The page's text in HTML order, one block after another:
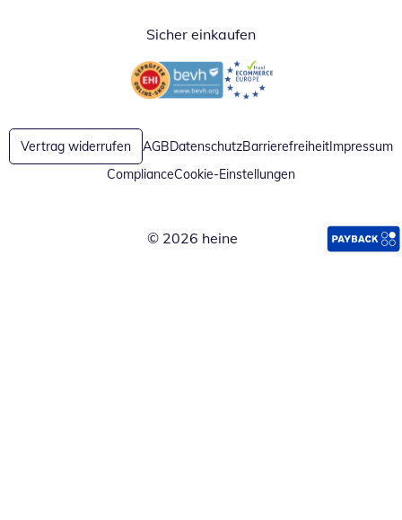
Sicher einkaufen
Öffnet in neuem FensterÖffnet in neuem Fenster
Vertrag widerrufen AGBDatenschutzBarrierefreiheitImpressum
ComplianceCookie-Einstellungen
© 2026 heine